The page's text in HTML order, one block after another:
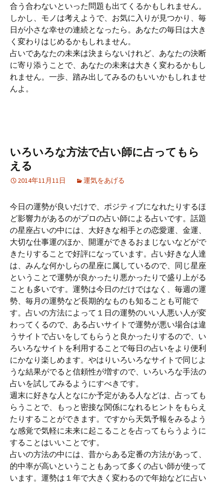
合う合わないといった問題も出てくるかもしれません。
しかし、モノは考えようで、お気に入りが見つかり、毎
日が小さな幸せの連続となったら。あなたの毎日は大き
く変わりはじめるかもしれません。
占いであなたの未来は決まらないけれど、あなたの決断
に寄り添うことで、あなたの未来は大きく変わるかもし
れません。一歩、踏み出してみるのもいいかもしれませ
んよ。
いろいろな方法で占い師に占ってもら
える
2014年11月11日 運気をあげる
今日の運勢が良いだけで、ポジティブになれたりするほ
ど影響力があるのがプロの占い師による占いです。話題
の星座占いの中には、大好きな相手との恋愛運、金運、
大切な仕事運のほか、開運ができるおまじないなどがで
きたりすることで好評になっています。占い好きな人達
は、みんな何かしらの星座に属しているので、同じ星座
ということで運勢が良かったり悪かったりで盛り上がる
ことも多いです。運勢は今日のだけではなく、毎週の運
勢、毎月の運勢など長期的なものも知ることも可能で
す。占いの方法によって１日の運勢のいい人悪い人が変
わってくるので、ある占いサイトで運勢が悪い場合は違
うサイトで占いをしてもらうと良かったりするので、い
ろいろなサイトを利用することで毎日の占いをより便利
にかなり楽しめます。やはりいろいろなサイトで同じよ
うな結果がでると信頼性が増すので、いろいろな手法の
占いを試してみるようにすべきです。
週末に好きな人となにか予定がある人などは、占っても
らうことで、もっと密接な関係になれるヒントをもらえ
たりすることができます。ですから天気予報をみるよう
な感覚で気軽に未来に起こることを占ってもらうように
することはいいことです。
占いの方法の中には、昔からある定番の方法があって、
的中率が高いということもあって多くの占い師が使って
います。運勢は１年で大きく変わるので年始などに占い